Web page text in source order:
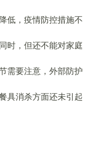
低，疫情防控措施不
时，但还不能对家庭
需要注意，外部防护
具消杀方面还未引起